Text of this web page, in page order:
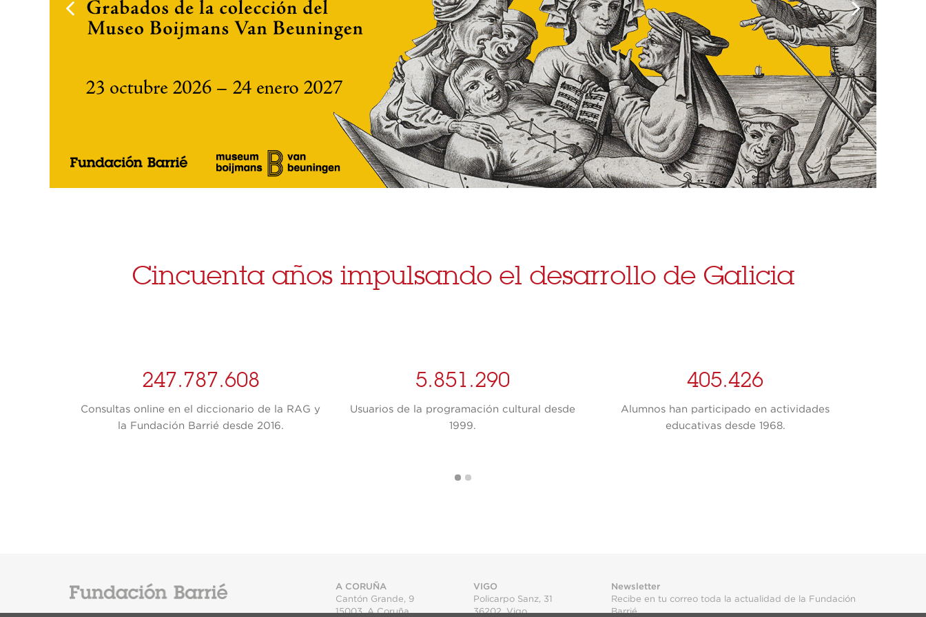
Cincuenta años impulsando el desarrollo de Galicia
247.787.608
Consultas online en el diccionario de la RAG y
la Fundación Barrié desde 2016.
5.851.290
Usuarios de la programación cultural desde
1999.
405.426
Alumnos han participado en actividades
educativas desde 1968.
A CORUÑA
Cantón Grande, 9
15003,A Coruña
VIGO
Policarpo Sanz, 31
36202,Vigo
Newsletter
Recibe en tu correo toda la actualidad de la Fundación
Barrié